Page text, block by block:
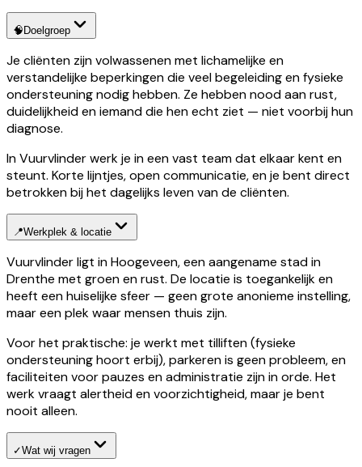
🧠 Doelgroep
Je cliënten zijn volwassenen met lichamelijke en
verstandelijke beperkingen die veel begeleiding en fysieke
ondersteuning nodig hebben. Ze hebben nood aan rust,
duidelijkheid en iemand die hen echt ziet — niet voorbij hun
diagnose.
In Vuurvlinder werk je in een vast team dat elkaar kent en
steunt. Korte lijntjes, open communicatie, en je bent direct
betrokken bij het dagelijks leven van de cliënten.
📍Werkplek & locatie
Vuurvlinder ligt in Hoogeveen, een aangename stad in
Drenthe met groen en rust. De locatie is toegankelijk en
heeft een huiselijke sfeer — geen grote anonieme instelling,
maar een plek waar mensen thuis zijn.
Voor het praktische: je werkt met tilliften (fysieke
ondersteuning hoort erbij), parkeren is geen probleem, en
faciliteiten voor pauzes en administratie zijn in orde. Het
werk vraagt alertheid en voorzichtigheid, maar je bent
nooit alleen.
✓Wat wij vragen